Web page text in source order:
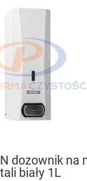
dozownik na
biały 1L